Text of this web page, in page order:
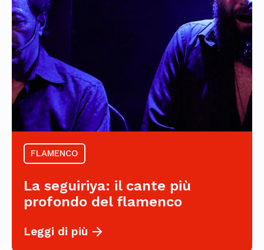
FLAMENCO
La seguiriya: il cante più
profondo del flamenco
Leggi di più